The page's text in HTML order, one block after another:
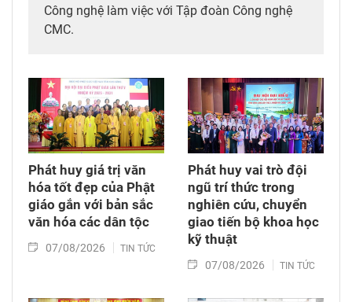
Công nghệ làm việc với Tập đoàn Công nghệ
CMC.
Phát huy giá trị văn
hóa tốt đẹp của Phật
giáo gắn với bản sắc
văn hóa các dân tộc
07/08/2026 TIN TỨC
Phát huy vai trò đội
ngũ trí thức trong
nghiên cứu, chuyển
giao tiến bộ khoa học
kỹ thuật
07/08/2026 TIN TỨC